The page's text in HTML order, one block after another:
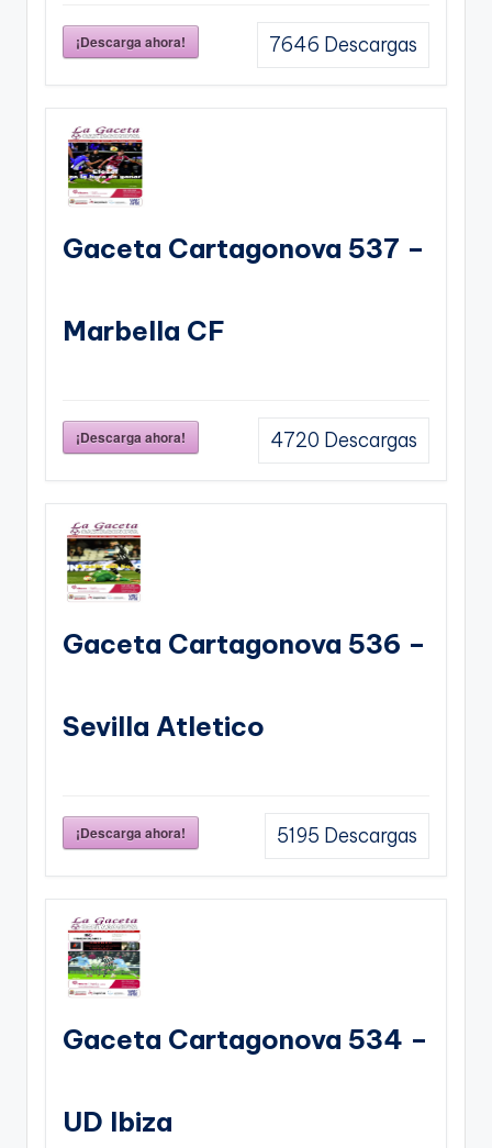
¡Descarga ahora! 7646 Descargas
Gaceta Cartagonova 537 –
Marbella CF
¡Descarga ahora! 4720 Descargas
Gaceta Cartagonova 536 –
Sevilla Atletico
¡Descarga ahora! 5195 Descargas
Gaceta Cartagonova 534 –
UD Ibiza